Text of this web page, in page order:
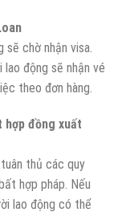
chờ nhận visa.
động sẽ nhận vé
theo đơn hàng.
hợp đồng xuất
thủ các quy
hợp pháp. Nếu
lao động có thể